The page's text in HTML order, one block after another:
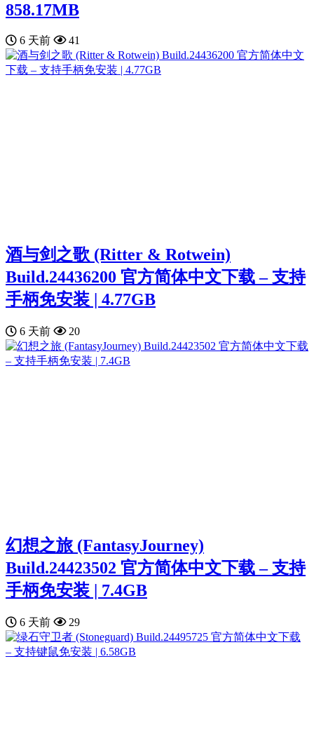
858.17MB
6 天前 41
酒与剑之歌 (Ritter & Rotwein)
Build.24436200 官方简体中文下载 – 支持
手柄免安装 | 4.77GB
6 天前 20
幻想之旅 (FantasyJourney)
Build.24423502 官方简体中文下载 – 支持
手柄免安装 | 7.4GB
6 天前 29